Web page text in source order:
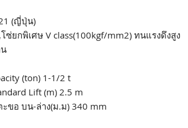
(ญี่ปุ่น)
ซ่ยกพิเศษ V class(100kgf/mm2) ทนแรงดึงสูง
(ton) 1-1/2 t
Lift (m) 2.5 m
ขอ บน-ล่าง(ม.ม) 340 mm